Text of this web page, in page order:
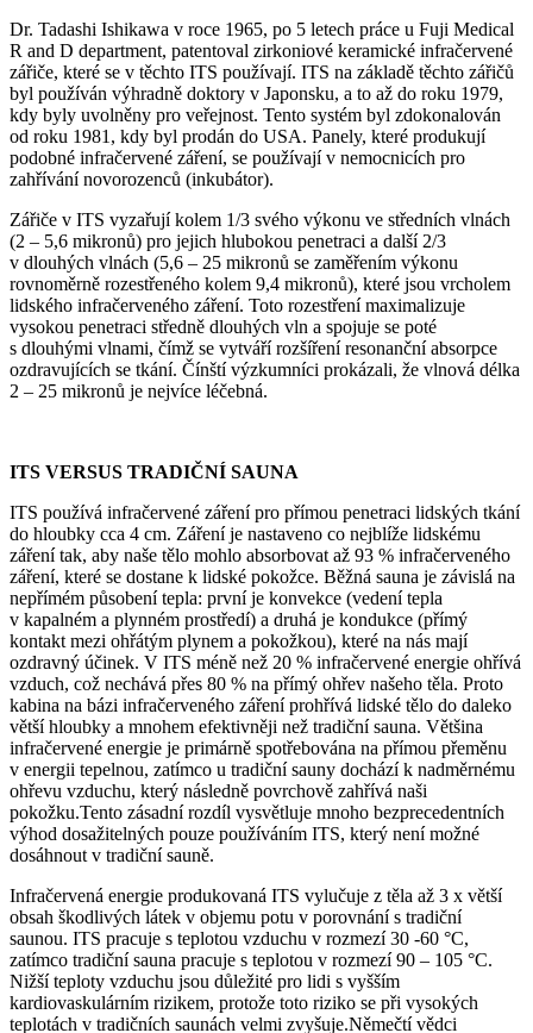
Dr. Tadashi Ishikawa v roce 1965, po 5 letech práce u Fuji Medical
R and D department, patentoval zirkoniové keramické infračervené
zářiče, které se v těchto ITS používají. ITS na základě těchto zářičů
byl používán výhradně doktory v Japonsku, a to až do roku 1979,
kdy byly uvolněny pro veřejnost. Tento systém byl zdokonalován
od roku 1981, kdy byl prodán do USA. Panely, které produkují
podobné infračervené záření, se používají v nemocnicích pro
zahřívání novorozenců (inkubátor).
Zářiče v ITS vyzařují kolem 1/3 svého výkonu ve středních vlnách
(2 – 5,6 mikronů) pro jejich hlubokou penetraci a další 2/3
v dlouhých vlnách (5,6 – 25 mikronů se zaměřením výkonu
rovnoměrně rozestřeného kolem 9,4 mikronů), které jsou vrcholem
lidského infračerveného záření. Toto rozestření maximalizuje
vysokou penetraci středně dlouhých vln a spojuje se poté
s dlouhými vlnami, čímž se vytváří rozšíření resonanční absorpce
ozdravujících se tkání. Čínští výzkumníci prokázali, že vlnová délka
2 – 25 mikronů je nejvíce léčebná.
ITS VERSUS TRADIČNÍ SAUNA
ITS používá infračervené záření pro přímou penetraci lidských tkání
do hloubky cca 4 cm. Záření je nastaveno co nejblíže lidskému
záření tak, aby naše tělo mohlo absorbovat až 93 % infračerveného
záření, které se dostane k lidské pokožce. Běžná sauna je závislá na
nepřímém působení tepla: první je konvekce (vedení tepla
v kapalném a plynném prostředí) a druhá je kondukce (přímý
kontakt mezi ohřátým plynem a pokožkou), které na nás mají
ozdravný účinek. V ITS méně než 20 % infračervené energie ohřívá
vzduch, což nechává přes 80 % na přímý ohřev našeho těla. Proto
kabina na bázi infračerveného záření prohřívá lidské tělo do daleko
větší hloubky a mnohem efektivněji než tradiční sauna. Většina
infračervené energie je primárně spotřebována na přímou přeměnu
v energii tepelnou, zatímco u tradiční sauny dochází k nadměrnému
ohřevu vzduchu, který následně povrchově zahřívá naši
pokožku.Tento zásadní rozdíl vysvětluje mnoho bezprecedentních
výhod dosažitelných pouze používáním ITS, který není možné
dosáhnout v tradiční sauně.
Infračervená energie produkovaná ITS vylučuje z těla až 3 x větší
obsah škodlivých látek v objemu potu v porovnání s tradiční
saunou. ITS pracuje s teplotou vzduchu v rozmezí 30 -60 °C,
zatímco tradiční sauna pracuje s teplotou v rozmezí 90 – 105 °C.
Nižší teploty vzduchu jsou důležité pro lidi s vyšším
kardiovaskulárním rizikem, protože toto riziko se při vysokých
teplotách v tradičních saunách velmi zvyšuje.Němečtí vědci